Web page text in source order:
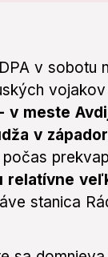
v sobotu
v meste
v
relatívne
stanica